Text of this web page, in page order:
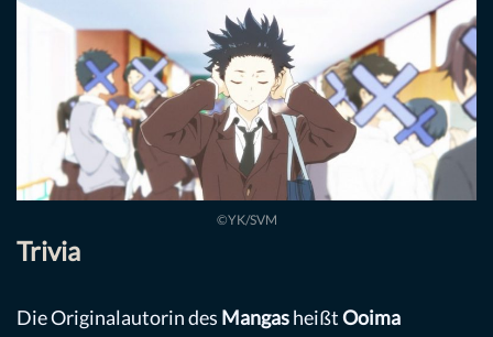
©YK/SVM
Trivia
Die Originalautorin des MangasheißtOoima